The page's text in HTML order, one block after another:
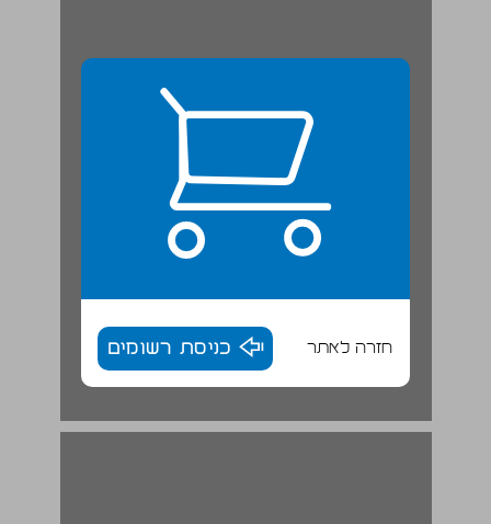
חזרה לאתר כניסת רשומים